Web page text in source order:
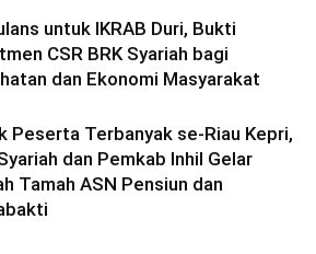
untuk IKRAB Duri, Bukti
CSR BRK Syariah bagi
dan Ekonomi Masyarakat
Peserta Terbanyak se-Riau Kepri,
dan Pemkab Inhil Gelar
Tamah ASN Pensiun dan